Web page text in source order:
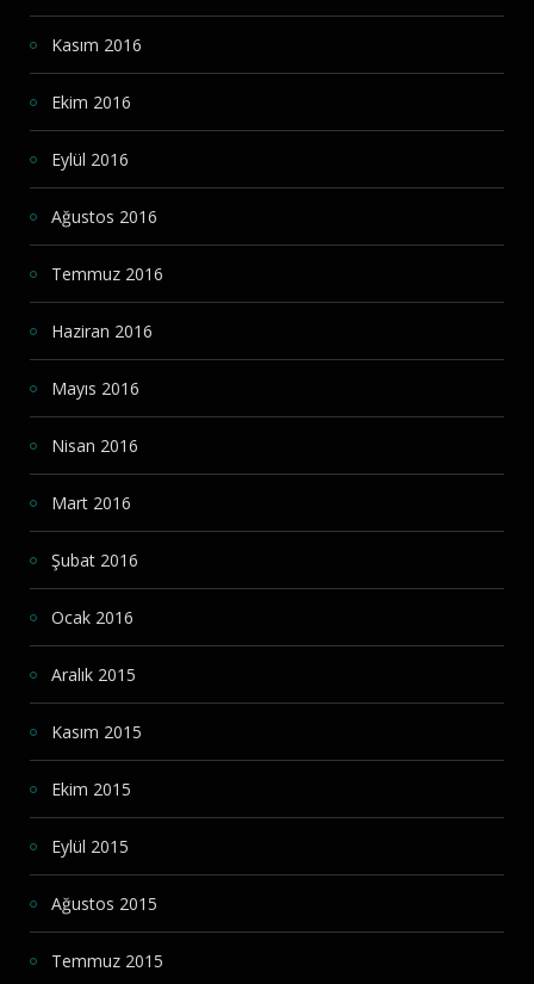
Kasım 2016
Ekim 2016
Eylül 2016
Ağustos 2016
Temmuz 2016
Haziran 2016
Mayıs 2016
Nisan 2016
Mart 2016
Şubat 2016
Ocak 2016
Aralık 2015
Kasım 2015
Ekim 2015
Eylül 2015
Ağustos 2015
Temmuz 2015